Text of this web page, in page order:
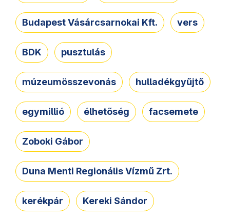
Budapest Vásárcsarnokai Kft. vers
BDK pusztulás
múzeumösszevonás hulladékgyűjtő
egymillió élhetőség facsemete
Zoboki Gábor
Duna Menti Regionális Vízmű Zrt.
kerékpár Kereki Sándor